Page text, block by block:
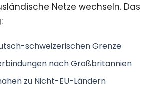
Netze wechseln. Das
schweizerischen Grenze
nach Großbritannien
zu Nicht-EU-Ländern